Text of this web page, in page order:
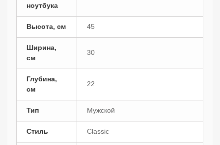
ноутбука
Высота, см 45
Ширина,
см
30
Глубина,
см
22
Тип Мужской
Стиль Classic